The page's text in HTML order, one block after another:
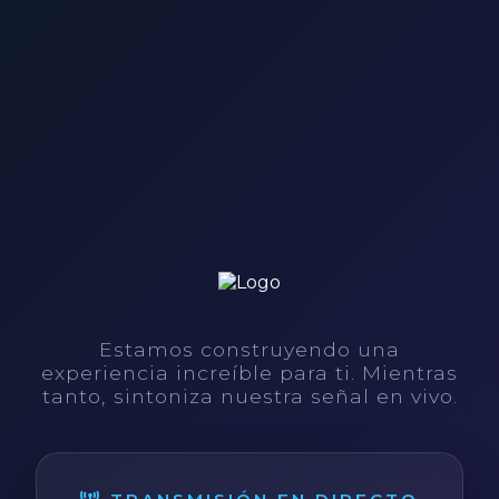
Estamos construyendo una
experiencia increíble para ti. Mientras
tanto, sintoniza nuestra señal en vivo.